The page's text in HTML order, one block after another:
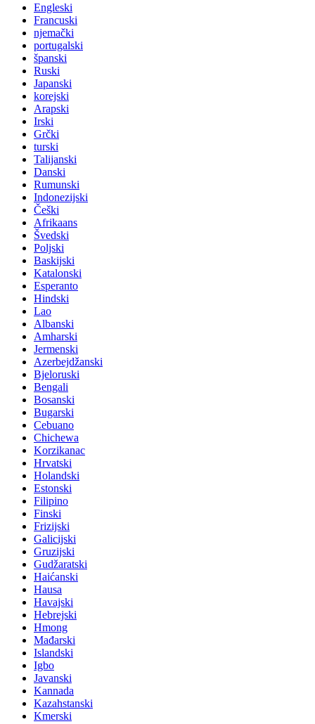
Engleski
Francuski
njemački
portugalski
španski
Ruski
Japanski
korejski
Arapski
Irski
Grčki
turski
Talijanski
Danski
Rumunski
Indonezijski
Češki
Afrikaans
Švedski
Poljski
Baskijski
Katalonski
Esperanto
Hindski
Lao
Albanski
Amharski
Jermenski
Azerbejdžanski
Bjeloruski
Bengali
Bosanski
Bugarski
Cebuano
Chichewa
Korzikanac
Hrvatski
Holandski
Estonski
Filipino
Finski
Frizijski
Galicijski
Gruzijski
Gudžaratski
Haićanski
Hausa
Havajski
Hebrejski
Hmong
Mađarski
Islandski
Igbo
Javanski
Kannada
Kazahstanski
Kmerski